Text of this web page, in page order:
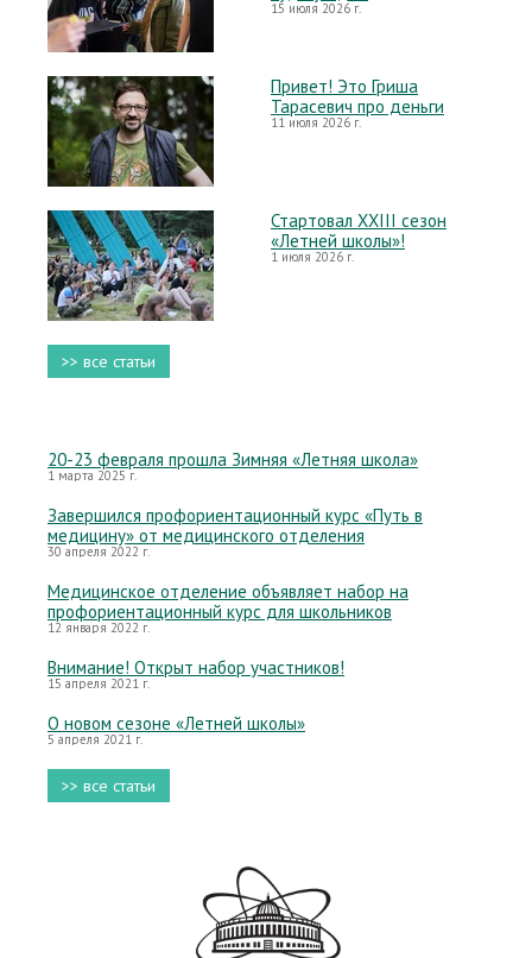
15 июля 2026 г.
Привет! Это Гриша
Тарасевич про деньги
11 июля 2026 г.
Стартовал XXIII сезон
«Летней школы»!
1 июля 2026 г.
>> все статьи
20-23 февраля прошла Зимняя «Летняя школа»
1 марта 2025 г.
Завершился профориентационный курс «Путь в
медицину» от медицинского отделения
30 апреля 2022 г.
Медицинское отделение объявляет набор на
профориентационный курс для школьников
12 января 2022 г.
Внимание! Открыт набор участников!
15 апреля 2021 г.
О новом сезоне «Летней школы»
5 апреля 2021 г.
>> все статьи